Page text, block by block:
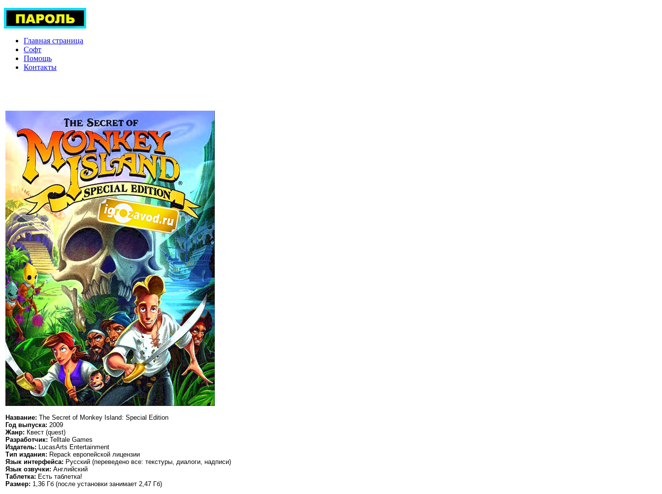
Главная страница
Софт
Помощь
Контакты
Название: The Secret of Monkey Island: Special Edition
Год выпуска: 2009
Жанр: Квест (quest)
Разработчик: Telltale Games
Издатель: LucasArts Entertainment
Тип издания: Repack европейской лицензии
Язык интерфейса: Русский (переведено все: текстуры, диалоги, надписи)
Язык озвучки: Английский
Таблетка: Есть таблетка!
Размер: 1,36 Гб (после установки занимает 2,47 Гб)